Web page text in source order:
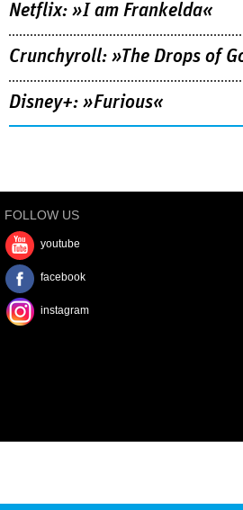
Netflix: »I am Frankelda«
Crunchyroll: »The Drops of
Disney+: »Furious«
FOLLOW US
youtube
facebook
instagram